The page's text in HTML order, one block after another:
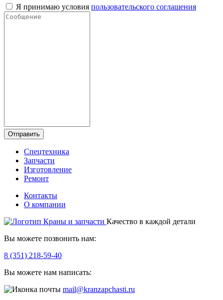
Я принимаю условия пользовательского соглашения
Отправить
Спецтехника
Запчасти
Изготовление
Ремонт
Контакты
О компании
Качество в каждой детали
Вы можете позвонить нам:
8 (351) 218-59-40
Вы можете нам написать:
mail@kranzapchasti.ru